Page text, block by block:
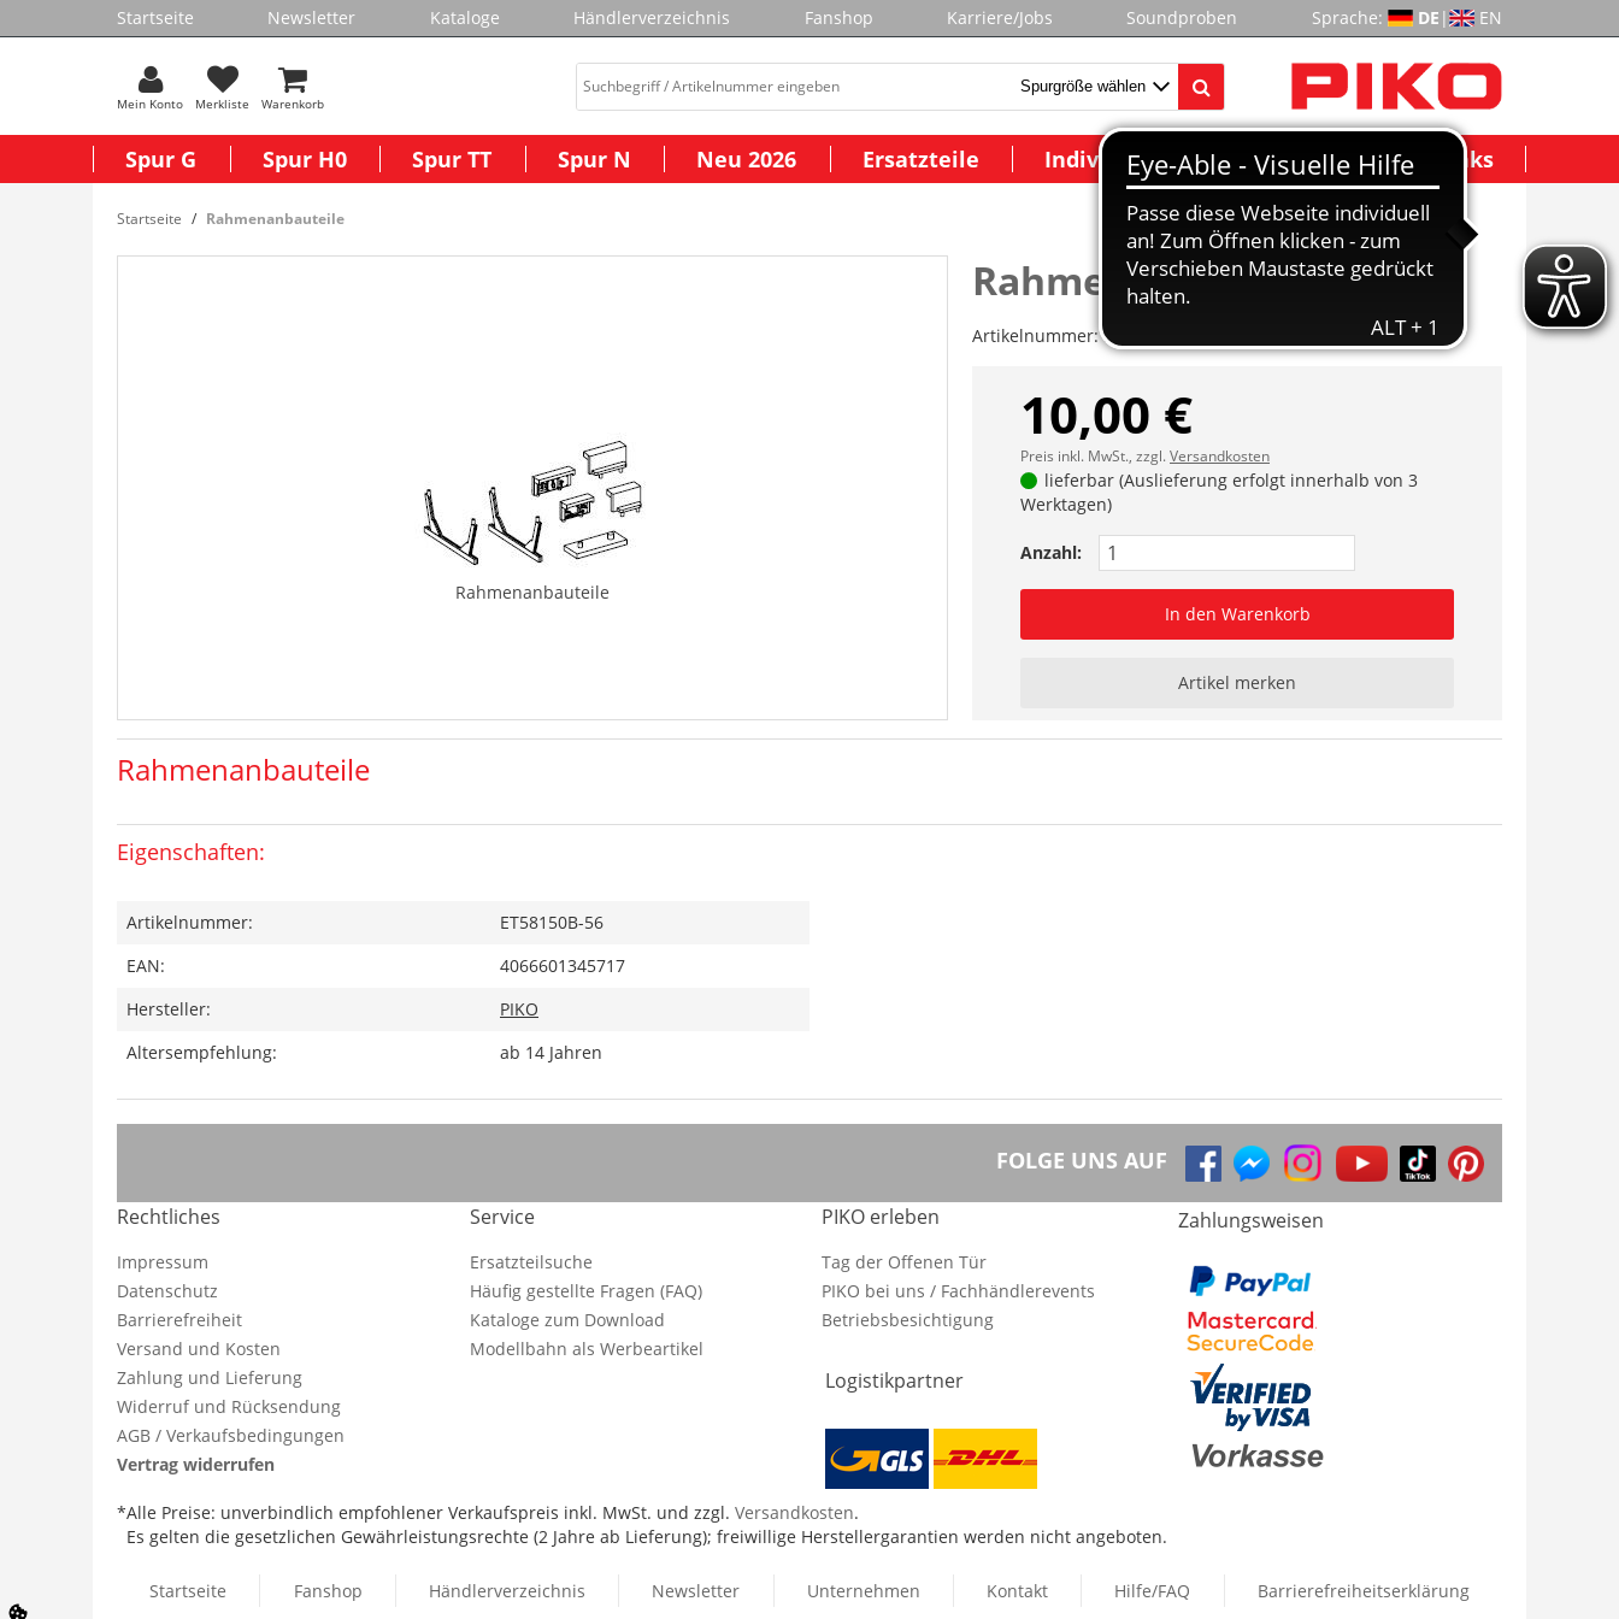
Startseite Newsletter Kataloge Händlerverzeichnis Fanshop Karriere/Jobs Soundproben Sprache: DE | EN
Mein Konto Merkliste Warenkorb
Spur G Spur H0 Spur TT Spur N Neu 2026 Ersatzteile Individuelle Modelle Wichtige Links
Startseite Rahmenanbauteile
Rahmenanbauteile
Rahmenanbauteile
Artikelnummer:ET58150B-56
10,00 €
Preis inkl. MwSt., zzgl.Versandkosten
lieferbar (Auslieferung erfolgt innerhalb von 3
Werktagen)
Anzahl:
In den Warenkorb
Artikel merken
Rahmenanbauteile
Eigenschaften:
Artikelnummer:
ET58150B-56
EAN:
4066601345717
Hersteller:
PIKO
Altersempfehlung:
ab 14 Jahren
FOLGE UNS AUF
Rechtliches
Impressum
Datenschutz
Barrierefreiheit
Versand und Kosten
Zahlung und Lieferung
Widerruf und Rücksendung
AGB / Verkaufsbedingungen
Vertrag widerrufen
Service
Ersatzteilsuche
Häufig gestellte Fragen (FAQ)
Kataloge zum Download
Modellbahn als Werbeartikel
PIKO erleben
Tag der Offenen Tür
PIKO bei uns / Fachhändlerevents
Betriebsbesichtigung
Logistikpartner
Zahlungsweisen
*Alle Preise: unverbindlich empfohlener Verkaufspreis inkl. MwSt. und zzgl. Versandkosten.
Es gelten die gesetzlichen Gewährleistungsrechte (2 Jahre ab Lieferung); freiwillige Herstellergarantien werden nicht angeboten.
Startseite Fanshop Händlerverzeichnis Newsletter Unternehmen Kontakt Hilfe/FAQ Barrierefreiheitserklärung